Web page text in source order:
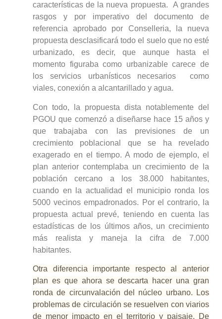
características de la nueva propuesta. A grandes
rasgos y por imperativo del documento de
referencia aprobado por Conselleria, la nueva
propuesta desclasificará todo el suelo que no esté
urbanizado, es decir, que aunque hasta el
momento figuraba como urbanizable carece de
los servicios urbanísticos necesarios como
viales, conexión a alcantarillado y agua.
Con todo, la propuesta dista notablemente del
PGOU que comenzó a diseñarse hace 15 años y
que trabajaba con las previsiones de un
crecimiento poblacional que se ha revelado
exagerado en el tiempo. A modo de ejemplo, el
plan anterior contemplaba un crecimiento de la
población cercano a los 38.000 habitantes,
cuando en la actualidad el municipio ronda los
5000 vecinos empadronados. Por el contrario, la
propuesta actual prevé, teniendo en cuenta las
estadísticas de los últimos años, un crecimiento
más realista y maneja la cifra de 7.000
habitantes.
Otra diferencia importante respecto al anterior
plan es que ahora se descarta hacer una gran
ronda de circunvalación del núcleo urbano. Los
problemas de circulación se resuelven con viarios
de menor impacto en el territorio y paisaje. De